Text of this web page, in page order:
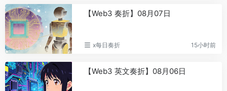
14
Circle在Solana链上铸造2.5亿枚
USDC
15
特朗普召集全球部分大型矿业公司
高管开会，以期采取行动
16
Gate 7 天及 1 个月资金净流入均位
列全球前三
17
纳斯达克23/5交易获SEC批准，拟
采纳，2026 Aster
一台吹风机
【Web3 奏折】08月07日
x每日奏折 15小时前
【Web3 英文奏折】08月06日